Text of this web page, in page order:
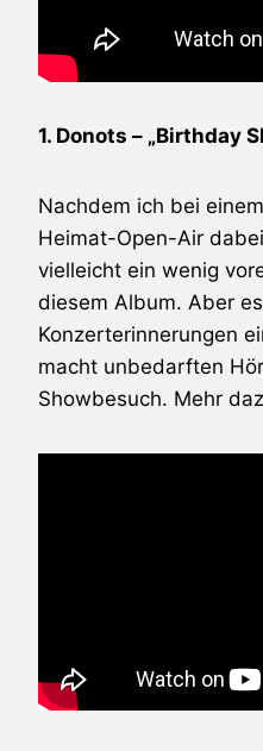
1. Donots – „Birthday
Nachdem ich bei
Heimat-Open-Air
vielleicht ein wenig
diesem Album. Aber
Konzerterinnerungen
macht unbedarften
Showbesuch. Mehr